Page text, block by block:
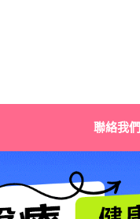
聯絡我們